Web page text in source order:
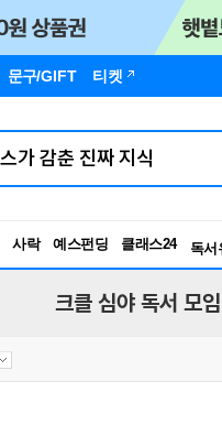
문구/GIFT 티켓
사락 예스펀딩 클래스24
독서
크클 심야 독서 모임